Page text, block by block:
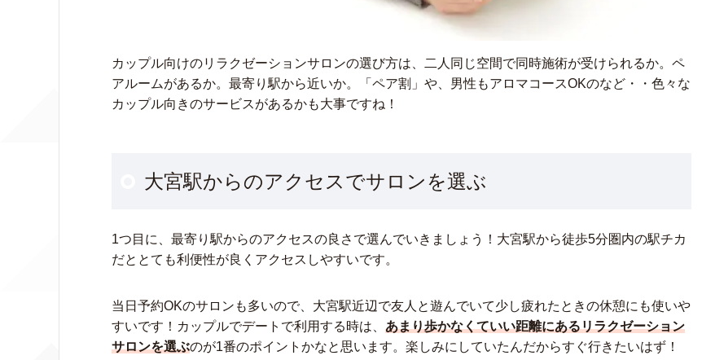
カップル向けのリラクゼーションサロンの選び方は、二人同じ空間で同時施術が受けられるか。ペ
アルームがあるか。最寄り駅から近いか。「ペア割」や、男性もアロマコースOKのなど・・色々な
カップル向きのサービスがあるかも大事ですね！
大宮駅からのアクセスでサロンを選ぶ
1つ目に、最寄り駅からのアクセスの良さで選んでいきましょう！大宮駅から徒歩5分圏内の駅チカ
だととても利便性が良くアクセスしやすいです。
当日予約OKのサロンも多いので、大宮駅近辺で友人と遊んでいて少し疲れたときの休憩にも使いや
すいです！カップルでデートで利用する時は、 あまり歩かなくていい距離にあるリラクゼーション
サロンを選ぶのが1番のポイントかなと思います。楽しみにしていたんだからすぐ行きたいはず！